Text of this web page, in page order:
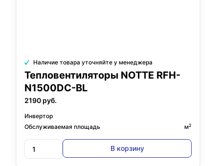
Наличие товара уточняйте у менеджера
Тепловентиляторы NOTTE RFH-
N1500DC-BL
2190 руб.
Инвертор
Обслуживаемая площадь
м2
В корзину